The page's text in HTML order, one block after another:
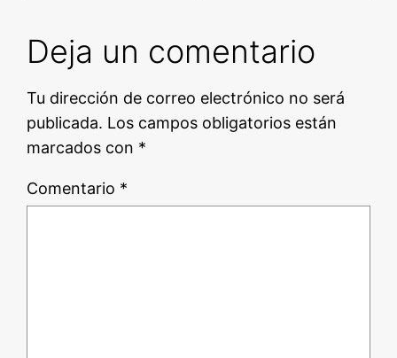
Deja un comentario
Tu dirección de correo electrónico no será
publicada. Los campos obligatorios están
marcados con *
Comentario *